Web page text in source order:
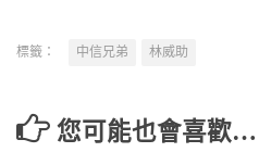
標籤： 中信兄弟 林威助
您可能也會喜歡…